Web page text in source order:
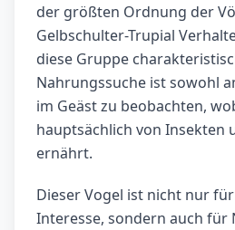
der größten Ordnung der
Gelbschulter-Trupial
diese Gruppe
Nahrungssuche ist sowohl
im Geäst zu beobachten,
hauptsächlich von Insekten
ernährt.
Dieser Vogel ist nicht nur
Interesse, sondern auch